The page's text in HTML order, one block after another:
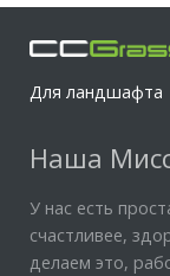
Для ландшафта
Наша
У нас есть
счастливее,
делаем это,